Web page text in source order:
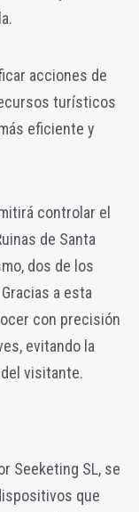
acciones de
turísticos
eficiente y
controlar el
de Santa
dos de los
a esta
con precisión
evitando la
visitante.
Seeketing SL, se
que